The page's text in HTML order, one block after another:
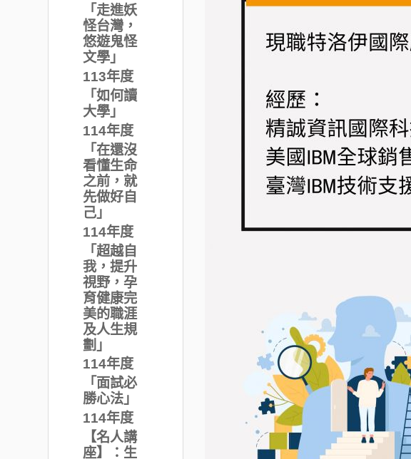
「走進妖
怪台灣，
悠遊鬼怪
文學」
113年度
「如何讀
大學」
114年度
「在還沒
看懂生命
之前，就
先做好自
己」
114年度
「超越自
我，提升
視野，孕
育健康完
美的職涯
及人生規
劃」
114年度
「面試必
勝心法」
114年度
【名人講
座】：生